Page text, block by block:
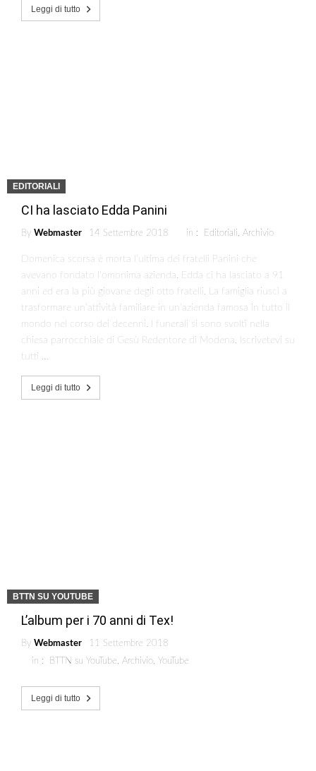
Leggi di tutto
EDITORIALI
CI ha lasciato Edda Panini
By Webmaster 14 Settembre 2018 in : Editoriali, Archivio
Domenica scorsa è morta l’ultima dei fratelli Panini che
avevano fondato l’omonima azienda. Edda ci ha lasciato a 91
anni ed era la più giovane degli otto fratelli. La famiglia riuscì a
trasformare un’attività familiare in un’azienda famosa in tutto il
mondo nel corso dei decenni. I funerali si sono svolti nella
chiesa parrocchiale di Gesù Redentore di Modena. Iscrivetevi su
tutti …
Leggi di tutto
BTTN SU YOUTUBE
L’album per i 70 anni di Tex!
By Webmaster
11 Settembre 2018
in :
BTTN su YouTube, Archivio, YouTube
Leggi di tutto